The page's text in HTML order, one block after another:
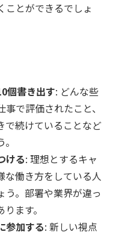
ことができるでしょ
個書き出す: どんな些
で評価されたこと、
で続けていることなど
ける: 理想とするキャ
な働き方をしている人
う。部署や業界が違っ
ます。
参加する: 新しい視点